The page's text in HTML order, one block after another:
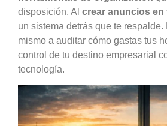
disposición. Al crear anuncios en
un sistema detrás que te respalde.
mismo a auditar cómo gastas tus
control de tu destino empresarial
tecnología.